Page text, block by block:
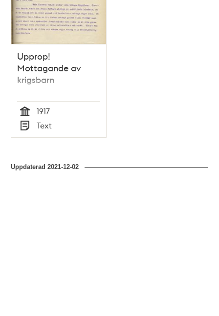
Upprop!
Mottagande av
krigsbarn
Tid
1917
Typ
Text
Uppdaterad2021-12-02